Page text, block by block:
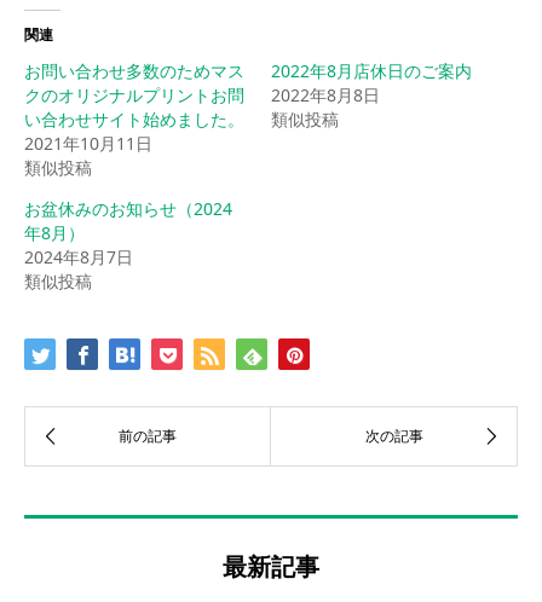
関連
お問い合わせ多数のためマス
クのオリジナルプリントお問
い合わせサイト始めました。
2021年10月11日
類似投稿
2022年8月店休日のご案内
2022年8月8日
類似投稿
お盆休みのお知らせ（2024
年8月）
2024年8月7日
類似投稿
最新記事